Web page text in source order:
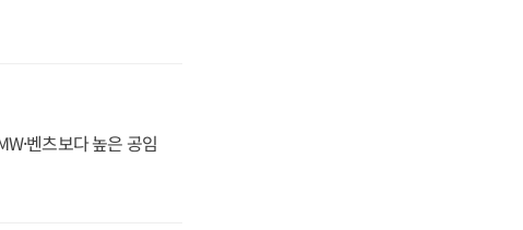
벤츠보다 높은 공임